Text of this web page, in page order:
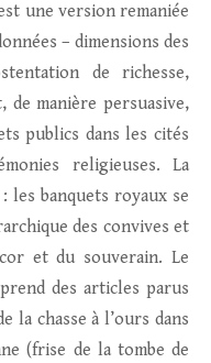
une version remaniée
– dimensions des
de richesse,
de manière persuasive,
publics dans les cités
religieuses. La
les banquets royaux se
des convives et
et du souverain. Le
des articles parus
la chasse à l’ours dans
(frise de la tombe de